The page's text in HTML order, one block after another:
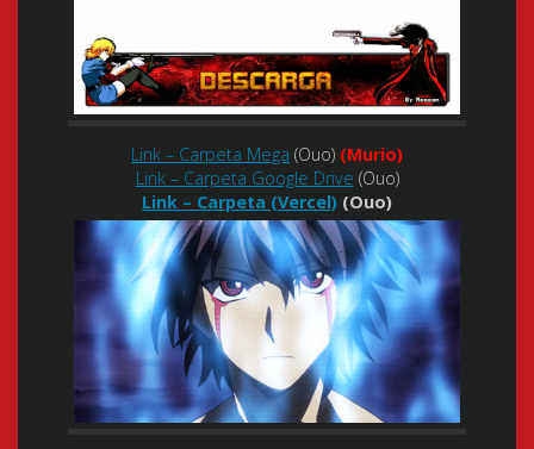
Link – Carpeta Mega (Ouo) (Murio)
Link – Carpeta Google Drive (Ouo)
Link – Carpeta (Vercel) (Ouo)